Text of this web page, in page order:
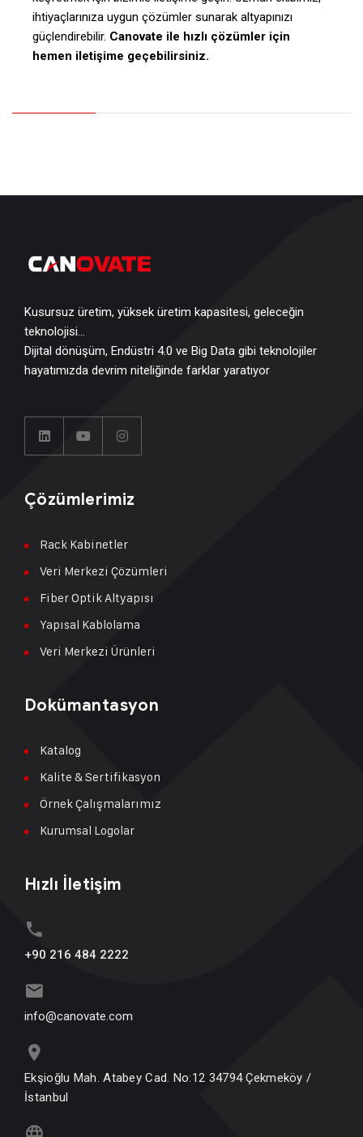
ihtiyaçlarınıza uygun çözümler sunarak altyapınızı
güçlendirebilir. Canovate ile hızlı çözümler için
hemen iletişime geçebilirsiniz.
Kusursuz üretim, yüksek üretim kapasitesi, geleceğin
teknolojisi…
Dijital dönüşüm, Endüstri 4.0 ve Big Data gibi teknolojiler
hayatımızda devrim niteliğinde farklar yaratıyor
Çözümlerimiz
Rack Kabinetler
Veri Merkezi Çözümleri
Fiber Optik Altyapısı
Yapısal Kablolama
Veri Merkezi Ürünleri
Dokümantasyon
Katalog
Kalite & Sertifikasyon
Örnek Çalışmalarımız
Kurumsal Logolar
Hızlı İletişim
+90 216 484 2222
info@canovate.com
Ekşioğlu Mah. Atabey Cad. No:12 34794 Çekmeköy /
İstanbul